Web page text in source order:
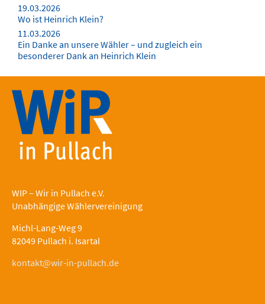
19.03.2026
Wo ist Heinrich Klein?
11.03.2026
Ein Danke an unsere Wähler – und zugleich ein
besonderer Dank an Heinrich Klein
WIP – Wir in Pullach e.V.
Unabhängige Wählervereinigung
Michl-Lang-Weg 9
82049 Pullach i. Isartal
kontakt@wir-in-pullach.de